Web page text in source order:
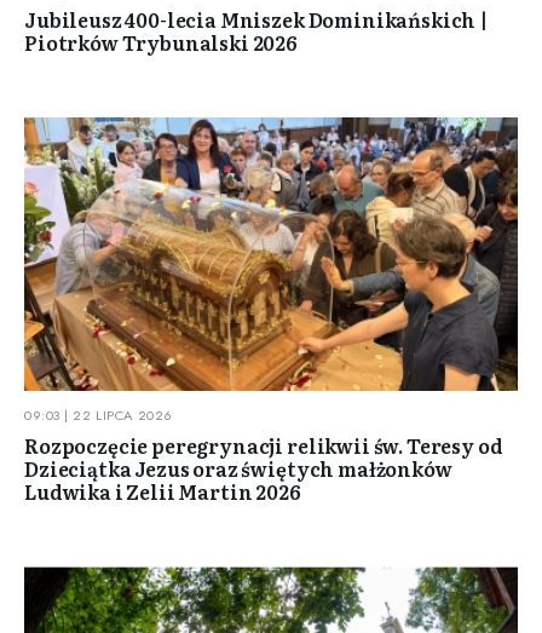
Jubileusz 400-lecia Mniszek Dominikańskich |
Piotrków Trybunalski 2026
09:03 | 22 LIPCA 2026
Rozpoczęcie peregrynacji relikwii św. Teresy od
Dzieciątka Jezus oraz świętych małżonków
Ludwika i Zelii Martin 2026